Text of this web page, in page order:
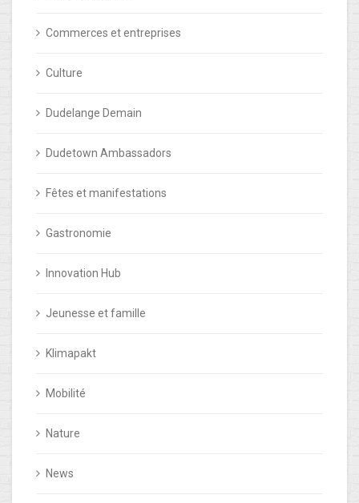
Commerces et entreprises
Culture
Dudelange Demain
Dudetown Ambassadors
Fêtes et manifestations
Gastronomie
Innovation Hub
Jeunesse et famille
Klimapakt
Mobilité
Nature
News